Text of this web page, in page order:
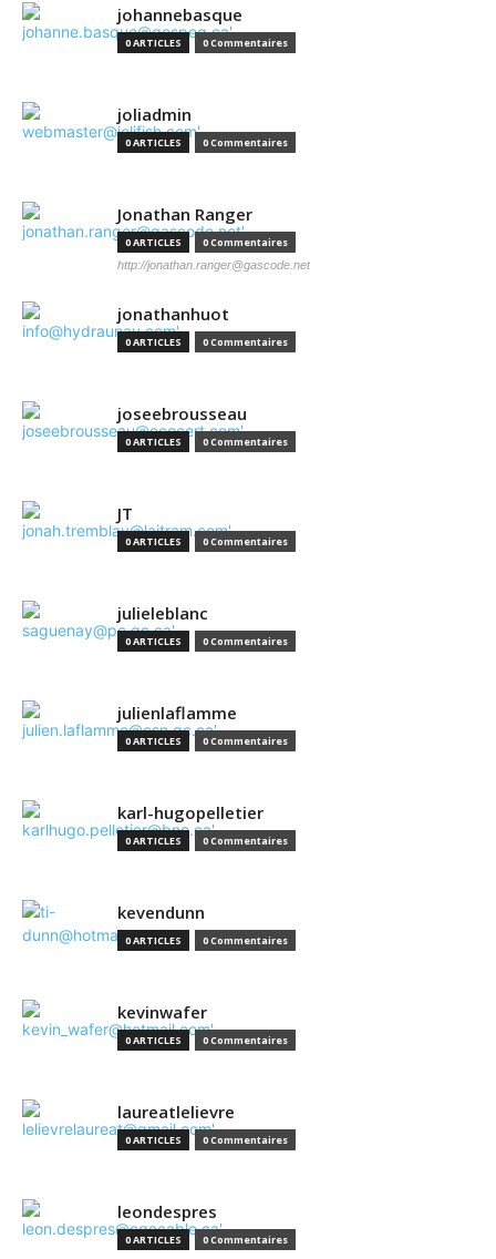
johannebasque
0 ARTICLES 0 Commentaires
joliadmin
0 ARTICLES 0 Commentaires
Jonathan Ranger
0 ARTICLES 0 Commentaires
http://jonathan.ranger@gascode.net
jonathanhuot
0 ARTICLES 0 Commentaires
joseebrousseau
0 ARTICLES 0 Commentaires
JT
0 ARTICLES 0 Commentaires
julieleblanc
0 ARTICLES 0 Commentaires
julienlaflamme
0 ARTICLES 0 Commentaires
karl-hugopelletier
0 ARTICLES 0 Commentaires
kevendunn
0 ARTICLES 0 Commentaires
kevinwafer
0 ARTICLES 0 Commentaires
laureatlelievre
0 ARTICLES 0 Commentaires
leondespres
0 ARTICLES 0 Commentaires